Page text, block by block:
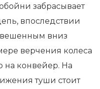
забрасывает
впоследствии
вниз
верчения колеса
на конвейер. На
туши стоит